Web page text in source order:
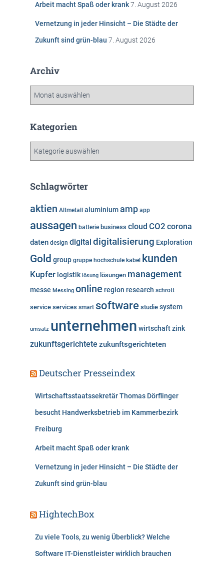
Arbeit macht Spaß oder krank7. August 2026
Vernetzung in jeder Hinsicht – Die Städte der
Zukunft sind grün-blau 7. August 2026
Archiv
h
Kategorien
g
r
i
n
Schlagwörter
aktien Altmetall aluminiumamp app
aussagen batterie business cloud CO2 corona
daten design digital digitalisierung Exploration
Gold group gruppe hochschule kabel kunden
Kupfer logistik lösung lösungen management
messe Messing online region research schrott
service services smart software studie system
umsatz unternehmen wirtschaftzink
zukunftsgerichtete zukunftsgerichteten
Deutscher Presseindex
Wirtschaftsstaatssekretär Thomas Dörflinger
besucht Handwerksbetrieb im Kammerbezirk
Freiburg
Arbeit macht Spaß oder krank
Vernetzung in jeder Hinsicht – Die Städte der
Zukunft sind grün-blau
HightechBox
Zu viele Tools, zu wenig Überblick? Welche
Software IT-Dienstleister wirklich brauchen